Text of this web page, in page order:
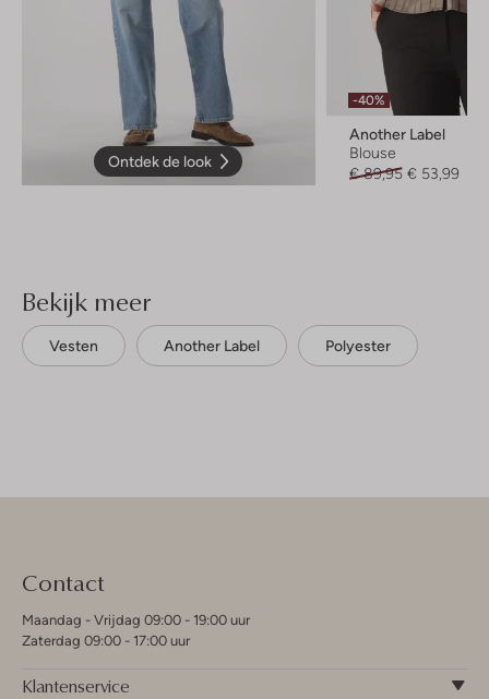
Ontdek de look
-40%
Another Label
Blouse
€ 89,95 € 53,99
Bekijk meer
Vesten Another Label Polyester
Contact
Maandag - Vrijdag 09:00 - 19:00 uur
Zaterdag 09:00 - 17:00 uur
Klantenservice